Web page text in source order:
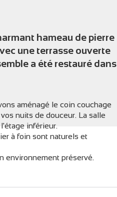
hameau de pierre
une terrasse ouverte
a été restauré dans
aménagé le coin couchage
nuits de douceur. La salle
inférieur.
à foin sont naturels et
environnement préservé.